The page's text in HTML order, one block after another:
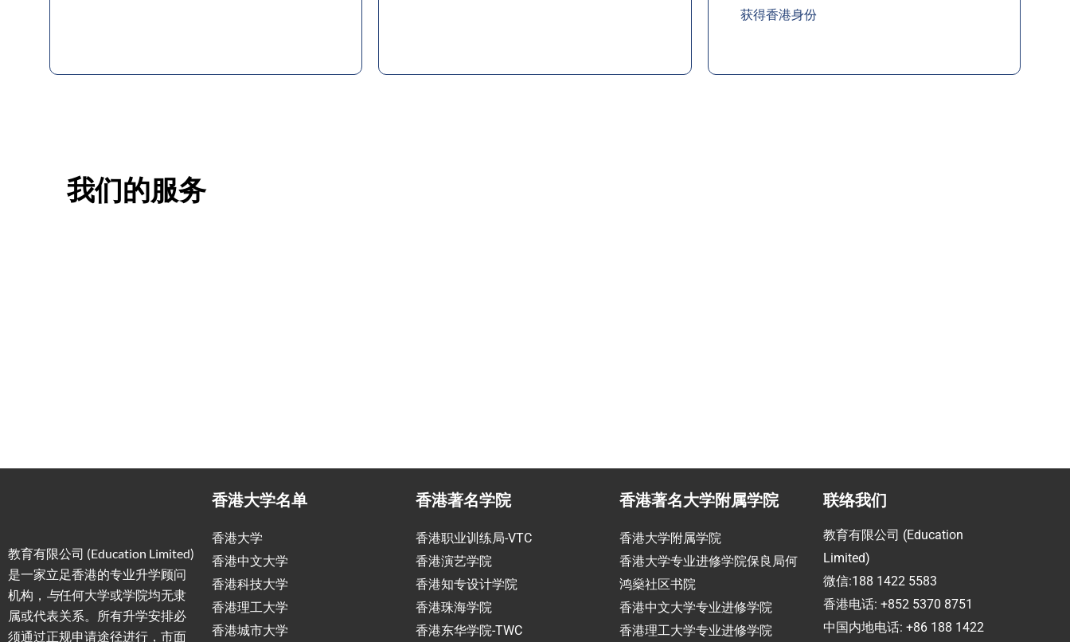
获得香港身份
我们的服务
教育有限公司 (Education Limited)
是一家立足香港的专业升学顾问
机构， 与任何大学或学院均无隶
属或代表关系。所有升学安排必
须通过正规申请途径进行，市面
香港大学名单
香港大学
香港中文大学
香港科技大学
香港理工大学
香港城市大学
香港著名学院
香港职业训练局-VTC
香港演艺学院
香港知专设计学院
香港珠海学院
香港东华学院-TWC
香港著名大学附属学院
香港大学附属学院
香港大学专业进修学院保良局何
鸿燊社区书院
香港中文大学专业进修学院
香港理工大学专业进修学院
联络我们
教育有限公司 (Education
Limited)
微信:188 1422 5583
香港电话: +852 5370 8751
中国内地电话: +86 188 1422